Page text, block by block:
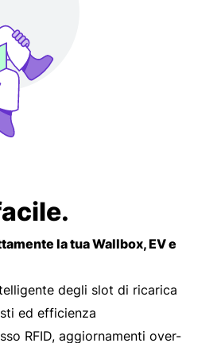
la tua Wallbox, EV e
degli slot di ricarica
ed efficienza
RFID, aggiornamenti over-